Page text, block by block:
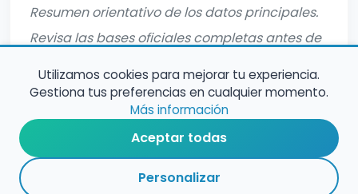
Resumen orientativo de los datos principales.
Revisa las bases oficiales completas antes de
Utilizamos cookies para mejorar tu experiencia.
Gestiona tus preferencias en cualquier momento.
Más información
Aceptar todas
Personalizar